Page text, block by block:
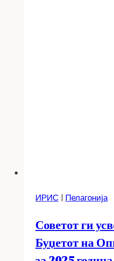
ИРИС | Пелагонија
Советот ги
Буџетот на